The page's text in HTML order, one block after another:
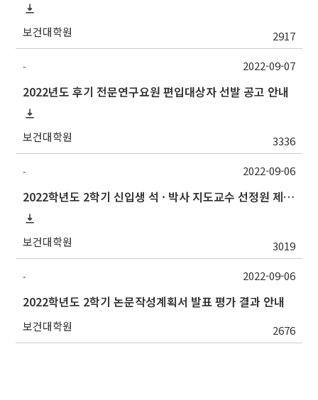
보건대학원 2917
-
2022년도 후기 전문연구요원 편입대상자 선발 공고 안내
보건대학원 3336
2022-09-07
-
2022학년도 2학기 신입생 석 · 박사 지도교수 선정원 제출(Thesis Advisor)
보건대학원 3019
2022-09-06
-
2022학년도 2학기 논문작성계획서 발표 평가 결과 안내
보건대학원 2676
2022-09-06